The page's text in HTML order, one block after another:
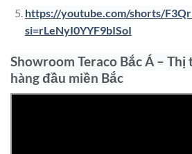
https://youtube.com/shorts/
si=rLeNyI0YYF9bISoI
Showroom Teraco Bắc Á –
hàng đầu miền Bắc